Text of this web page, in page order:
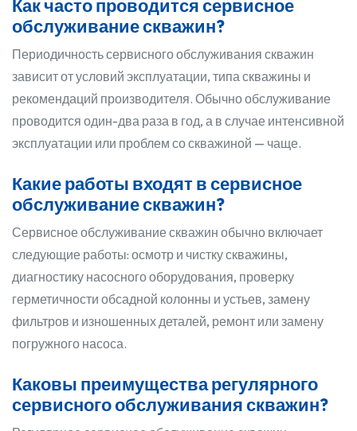
Как часто проводится сервисное
обслуживание скважин?
Периодичность сервисного обслуживания скважин
зависит от условий эксплуатации, типа скважины и
рекомендаций производителя. Обычно обслуживание
проводится один-два раза в год, а в случае интенсивной
эксплуатации или проблем со скважиной — чаще.
Какие работы входят в сервисное
обслуживание скважин?
Сервисное обслуживание скважин обычно включает
следующие работы: осмотр и чистку скважины,
диагностику насосного оборудования, проверку
герметичности обсадной колонны и устьев, замену
фильтров и изношенных деталей, ремонт или замену
погружного насоса.
Каковы преимущества регулярного
сервисного обслуживания скважин?